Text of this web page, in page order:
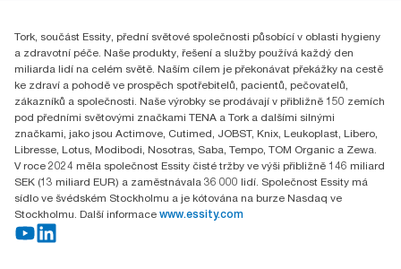
reception.prague@essity.com
Praha 8, Karlin, Sokolovská 100/94
186 00 Česká republika
Tork, součást Essity, přední světové společnosti působící v oblasti hygieny
a zdravotní péče. Naše produkty, řešení a služby používá každý den
miliarda lidí na celém světě. Naším cílem je překonávat překážky na cestě
ke zdraví a pohodě ve prospěch spotřebitelů, pacientů, pečovatelů,
zákazníků a společnosti. Naše výrobky se prodávají v přibližně 150 zemích
pod předními světovými značkami TENA a Tork a dalšími silnými
značkami, jako jsou Actimove, Cutimed, JOBST, Knix, Leukoplast, Libero,
Libresse, Lotus, Modibodi, Nosotras, Saba, Tempo, TOM Organic a Zewa.
V roce 2024 měla společnost Essity čisté tržby ve výši přibližně 146 miliard
SEK (13 miliard EUR) a zaměstnávala 36 000 lidí. Společnost Essity má
sídlo ve švédském Stockholmu a je kótována na burze Nasdaq ve
Stockholmu. Další informace www.essity.com